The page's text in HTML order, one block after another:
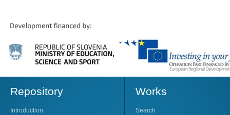
Repository
Introduction
Works
Search